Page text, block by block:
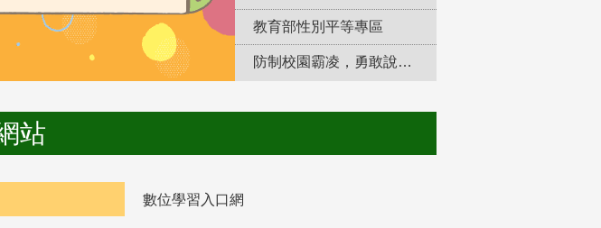
教育部性別平等專區
防制校園霸凌，勇敢說出來！
站
數位學習入口網